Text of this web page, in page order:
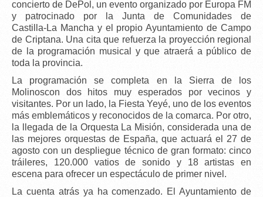
concierto de DePol , un evento organizado por Europa FM
y patrocinado por la Junta de Comunidades de
Castilla‑La Mancha y el propio Ayuntamiento de Campo
de Criptana. Una cita que refuerza la proyección regional
de la programación musical y que atraerá a público de
toda la provincia.
La programación se completa en la Sierra de los
Molinoscon dos hitos muy esperados por vecinos y
visitantes. Por un lado, la Fiesta Yeyé, uno de los eventos
más emblemáticos y reconocidos de la comarca. Por otro,
la llegada de la Orquesta La Misión, considerada una de
las mejores orquestas de España, que actuará el 27 de
agosto con un despliegue técnico de gran formato: cinco
tráileres, 120.000 vatios de sonido y 18 artistas en
escena para ofrecer un espectáculo de primer nivel.
La cuenta atrás ya ha comenzado. El Ayuntamiento de